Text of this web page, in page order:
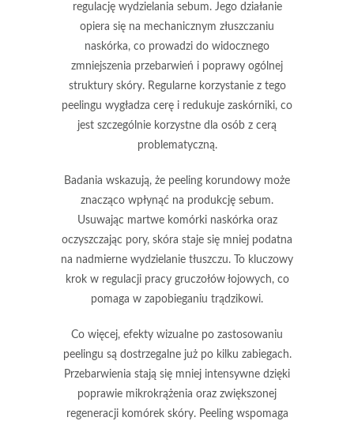
regulację wydzielania sebum. Jego działanie
opiera się na mechanicznym złuszczaniu
naskórka, co prowadzi do widocznego
zmniejszenia przebarwień i poprawy ogólnej
struktury skóry. Regularne korzystanie z tego
peelingu wygładza cerę i redukuje zaskórniki, co
jest szczególnie korzystne dla osób z cerą
problematyczną.
Badania wskazują, że peeling korundowy może
znacząco wpłynąć na produkcję sebum.
Usuwając martwe komórki naskórka oraz
oczyszczając pory, skóra staje się mniej podatna
na nadmierne wydzielanie tłuszczu. To kluczowy
krok w regulacji pracy gruczołów łojowych, co
pomaga w zapobieganiu trądzikowi.
Co więcej, efekty wizualne po zastosowaniu
peelingu są dostrzegalne już po kilku zabiegach.
Przebarwienia stają się mniej intensywne dzięki
poprawie mikrokrążenia oraz zwiększonej
regeneracji komórek skóry. Peeling wspomaga